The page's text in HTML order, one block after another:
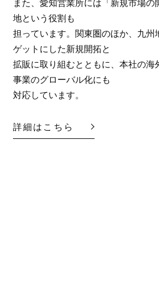
また、愛知営業所には「新規市場の
地という役割も
担っています。関東圏のほか、九州
ゲットにした新規開拓と
拡販に取り組むとともに、本社の海
事業のグローバル化にも
対応しています。
詳細はこちら